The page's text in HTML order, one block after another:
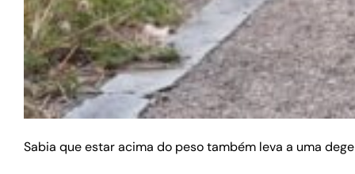
Sabia que estar acima do peso também leva a uma